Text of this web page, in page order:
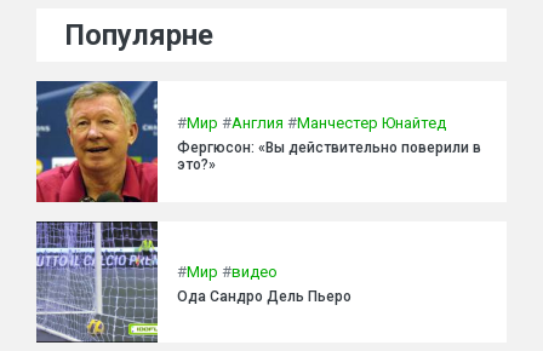
Популярне
#Мир #Англия #Манчестер Юнайтед
Фергюсон: «Вы действительно поверили в
это?»
#Мир #видео
Ода Сандро Дель Пьеро